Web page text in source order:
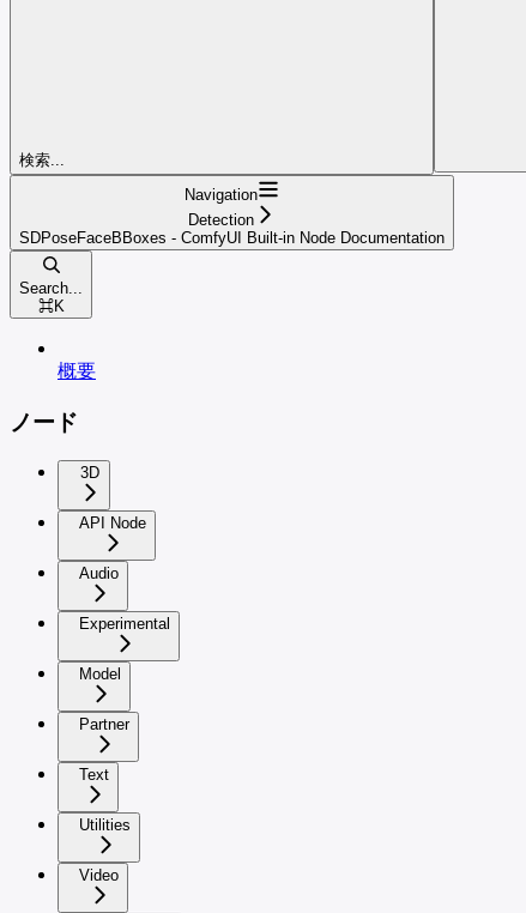
検索...
Navigation
Detection
SDPoseFaceBBoxes - ComfyUI Built-in Node Documentation
Search...
⌘K
概要
ノード
3D
API Node
Audio
Experimental
Model
Partner
Text
Utilities
Video